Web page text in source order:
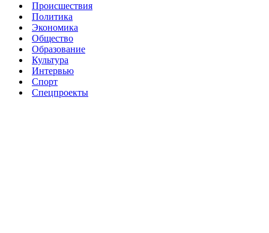
Происшествия
Политика
Экономика
Общество
Образование
Культура
Интервью
Спорт
Спецпроекты